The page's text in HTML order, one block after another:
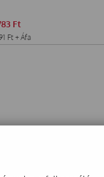
Ft
Ft + Áfa